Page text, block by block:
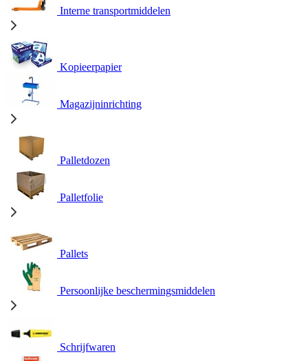
Interne transportmiddelen
Kopieerpapier
Magazijninrichting
Palletdozen
Palletfolie
Pallets
Persoonlijke beschermingsmiddelen
Schrijfwaren